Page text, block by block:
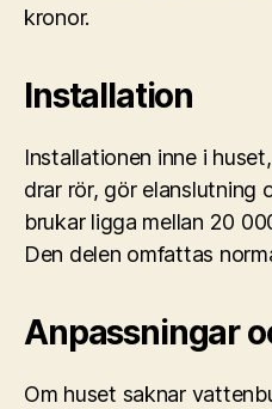
kronor.
Installation
Installationen inne i
drar rör, gör elanslutning
brukar ligga mellan 20
Den delen omfattas
Anpassningar
Om huset saknar